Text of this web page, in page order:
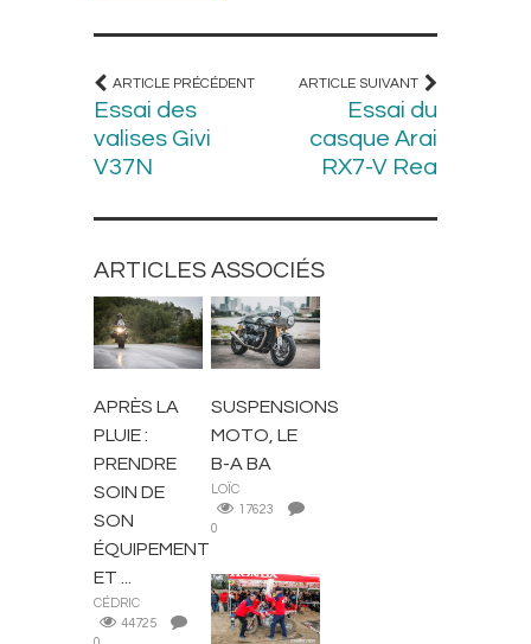
ARTICLE PRÉCÉDENT
Essai des
valises Givi
V37N
ARTICLE SUIVANT
Essai du
casque Arai
RX7-V Rea
ARTICLES ASSOCIÉS
CONSEILS
APRÈS LA
PLUIE :
PRENDRE
SOIN DE
SON
ÉQUIPEMENT
ET ...
CÉDRIC
44725
CONSEILS
SUSPENSIONS
MOTO, LE
B-A BA
LOÏC
17623
0
CONSEILS